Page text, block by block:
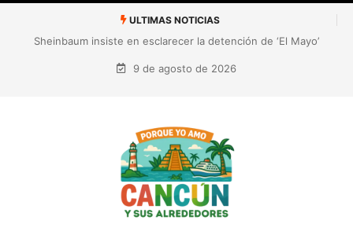
ULTIMAS NOTICIAS
¿Quién es Galita Ari y por qué acusa a RoRo de robar contenido?
La polémica que sacude las redes sociales
9 de agosto de 2026